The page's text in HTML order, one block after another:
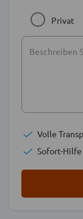
Privat
Volle
Sofort-